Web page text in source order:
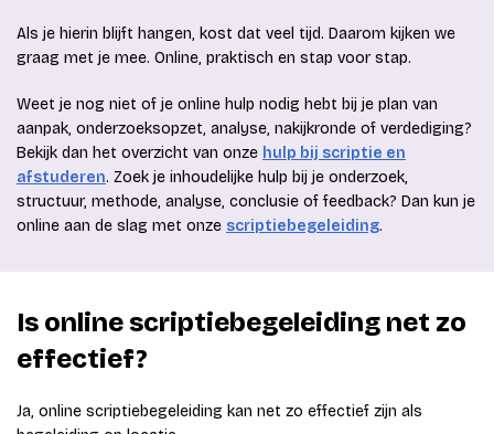
Als je hierin blijft hangen, kost dat veel tijd. Daarom kijken we
graag met je mee. Online, praktisch en stap voor stap.
Weet je nog niet of je online hulp nodig hebt bij je plan van
aanpak, onderzoeksopzet, analyse, nakijkronde of verdediging?
Bekijk dan het overzicht van onze hulp bij scriptie en
afstuderen. Zoek je inhoudelijke hulp bij je onderzoek,
structuur, methode, analyse, conclusie of feedback? Dan kun je
online aan de slag met onze scriptiebegeleiding.
Is online scriptiebegeleiding net zo
effectief?
Ja, online scriptiebegeleiding kan net zo effectief zijn als